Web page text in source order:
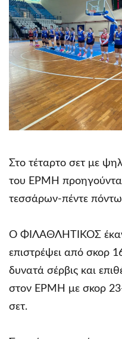
Στο τέταρτο σετ με
του ΕΡΜΗ
τεσσάρων-πέντε
Ο ΦΙΛΑΘΛΗΤΙΚΟΣ
επιστρέψει από σκορ
δυνατά σέρβις και
στον ΕΡΜΗ με σκορ
σετ.